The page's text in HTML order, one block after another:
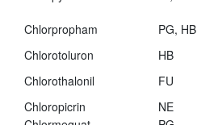
Chlorpropham
PG, HB
Chlorotoluron
HB
Chlorothalonil
FU
Chloropicrin
NE